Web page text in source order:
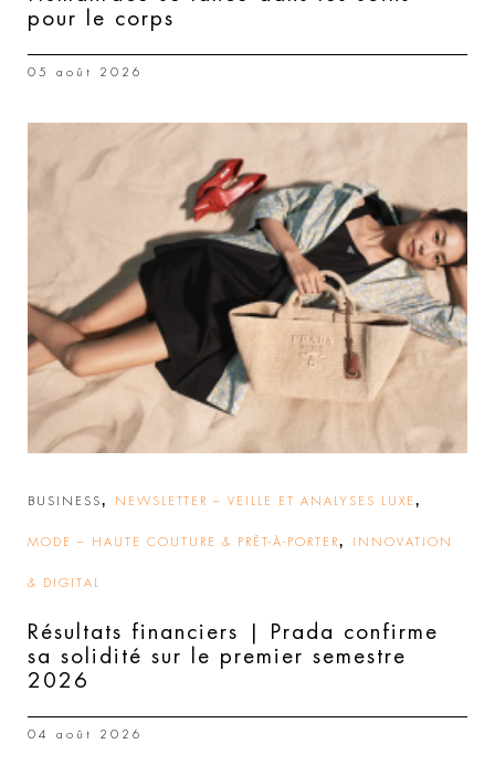
pour le corps
05 août 2026
BUSINESS, NEWSLETTER – VEILLE ET ANALYSES LUXE ,
MODE – HAUTE COUTURE & PRÊT-À-PORTER, INNOVATION
& DIGITAL
Résultats financiers | Prada confirme
sa solidité sur le premier semestre
2026
04 août 2026